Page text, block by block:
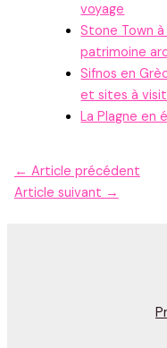
voyage
Stone Town
patrimoine
Sifnos en
et sites à
La Plagne en
← Article précédent
Article suivant →